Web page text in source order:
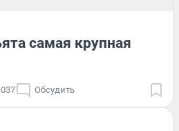
самая крупная
Обсудить